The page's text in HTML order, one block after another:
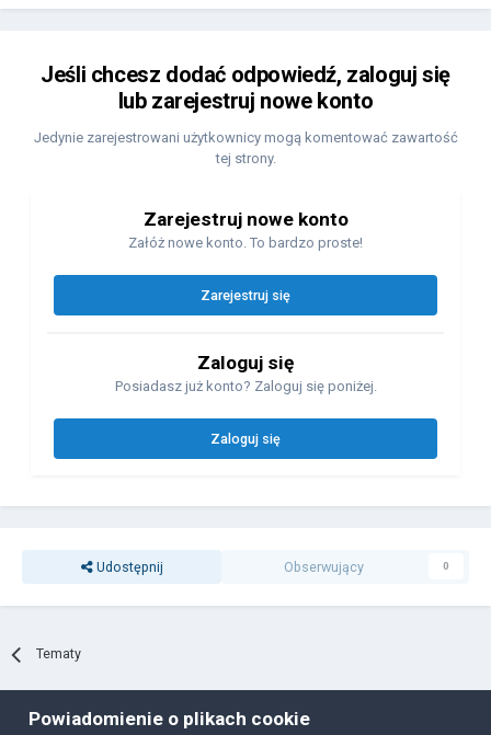
Jeśli chcesz dodać odpowiedź, zaloguj się
lub zarejestruj nowe konto
Jedynie zarejestrowani użytkownicy mogą komentować zawartość
tej strony.
Zarejestruj nowe konto
Załóż nowe konto. To bardzo proste!
Zarejestruj się
Zaloguj się
Posiadasz już konto? Zaloguj się poniżej.
Zaloguj się
Udostępnij Obserwujący 0
Tematy
Polityka prywatności Ciasteczka
Powiadomienie o plikach cookie